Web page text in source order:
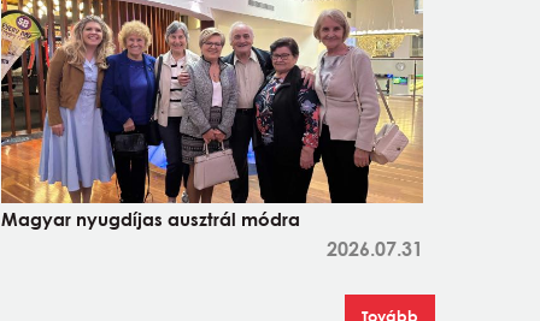
Magyar nyugdíjas ausztrál módra
2026.07.31
Tovább